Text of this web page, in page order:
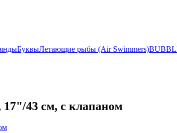
БуквыЛетающие рыбы (Air Swimmers)
43 см, с клапаном